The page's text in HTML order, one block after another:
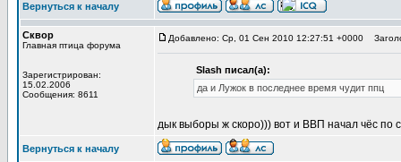
Вернуться к началу
Сквор
Главная птица форума
Зарегистрирован:
15.02.2006
Сообщения: 8611
Добавлено: Ср, 01 Сен 2010 12:27:51 +0000
Slash писал(а):
да и Лужок в последнее время чудит ппц
дык выборы ж скоро))) вот и ВВП начал чёс по
Вернуться к началу